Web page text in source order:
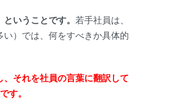
いうことです。 若手社員は、
）では、何をすべきか具体的
それを社員の言葉に翻訳して
す。